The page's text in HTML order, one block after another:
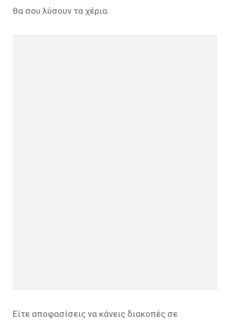
θα σου λύσουν τα χέρια.
Είτε αποφασίσεις να κάνεις διακοπές σε